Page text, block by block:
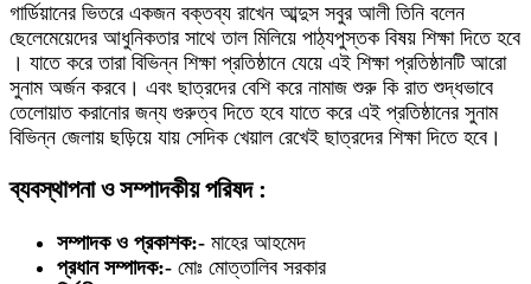
গার্ডিয়ানের ভিতরে একজন বক্তব্য রাখেন আব্দুস সবুর আলী তিনি বলেন
ছেলেমেয়েদের আধুনিকতার সাথে তাল মিলিয়ে পাঠ্যপুস্তক বিষয় শিক্ষা দিতে হবে
। যাতে করে তারা বিভিন্ন শিক্ষা প্রতিষ্ঠানে যেয়ে এই শিক্ষা প্রতিষ্ঠানটি আরো
সুনাম অর্জন করবে। এবং ছাত্রদের বেশি করে নামাজ শুরু কি রাত শুদ্ধভাবে
তেলোয়াত করানোর জন্য গুরুত্ব দিতে হবে যাতে করে এই প্রতিষ্ঠানের সুনাম
বিভিন্ন জেলায় ছড়িয়ে যায় সেদিক খেয়াল রেখেই ছাত্রদের শিক্ষা দিতে হবে।
ব্যবস্থাপনা ও সম্পাদকীয় পরিষদ :
সম্পাদক ও প্রকাশক:- মাহের আহমেদ
প্রধান সম্পাদক:- মোঃ মোত্তালিব সরকার